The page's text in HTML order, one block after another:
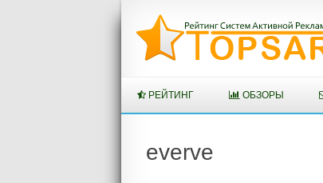
Перейти
к
содержимому
РЕЙТИНГ ОБЗОРЫ
everve